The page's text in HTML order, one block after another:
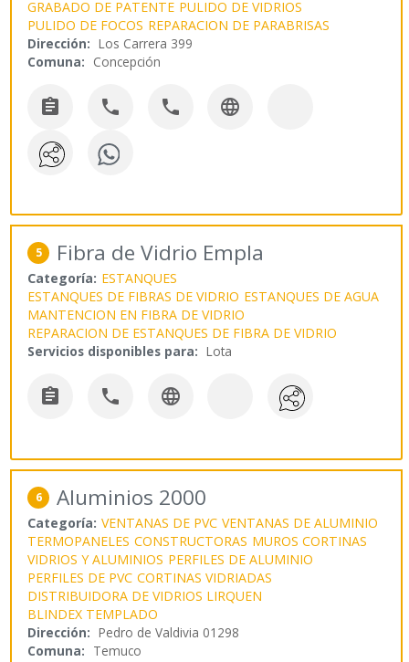
GRABADO DE PATENTE PULIDO DE VIDRIOS
PULIDO DE FOCOS REPARACION DE PARABRISAS
Dirección: Los Carrera 399
Comuna: Concepción
   
5 Fibra de Vidrio Empla
Categoría: ESTANQUES
ESTANQUES DE FIBRAS DE VIDRIO ESTANQUES DE AGUA
MANTENCION EN FIBRA DE VIDRIO
REPARACION DE ESTANQUES DE FIBRA DE VIDRIO
Servicios disponibles para: Lota
  
6 Aluminios 2000
Categoría: VENTANAS DE PVC VENTANAS DE ALUMINIO
TERMOPANELES CONSTRUCTORAS MUROS CORTINAS
VIDRIOS Y ALUMINIOS PERFILES DE ALUMINIO
PERFILES DE PVC CORTINAS VIDRIADAS
DISTRIBUIDORA DE VIDRIOS LIRQUEN
BLINDEX TEMPLADO
Dirección: Pedro de Valdivia 01298
Comuna: Temuco